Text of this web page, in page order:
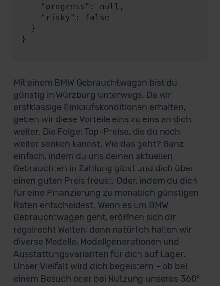
}
Mit einem BMW Gebrauchtwagen bist du
günstig in Würzburg unterwegs. Da wir
erstklassige Einkaufskonditionen erhalten,
geben wir diese Vorteile eins zu eins an dich
weiter. Die Folge: Top-Preise, die du noch
weiter senken kannst. Wie das geht? Ganz
einfach, indem du uns deinen aktuellen
Gebrauchten in Zahlung gibst und dich über
einen guten Preis freust. Oder, indem du dich
für eine Finanzierung zu monatlich günstigen
Raten entscheidest. Wenn es um BMW
Gebrauchtwagen geht, eröffnen sich dir
regelrecht Welten, denn natürlich halten wir
diverse Modelle, Modellgenerationen und
Ausstattungsvarianten für dich auf Lager.
Unser Vielfalt wird dich begeistern – ob bei
einem Besuch oder bei Nutzung unseres 360°